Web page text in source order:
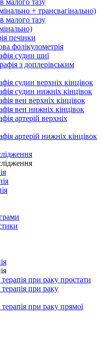
малого тазу
+ трансвагінально)
малого тазу
печінки
фолікулометрія
судин шиї
з доплерівським
судин верхніх кінцівок
судин нижніх кінцівок
вен верхніх кінцівок
вен нижніх кінцівок
артерій верхніх
артерій нижніх кінцівок
при раку простати
при раку
при раку прямої